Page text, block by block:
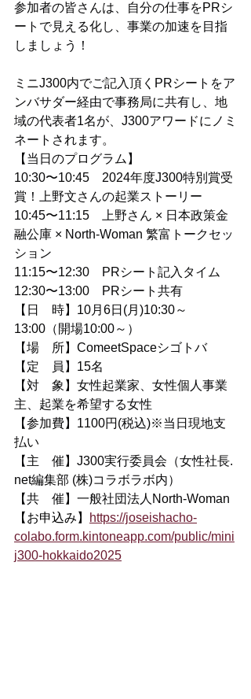
参加者の皆さんは、自分の仕事をPRシ
ートで見える化し、事業の加速を目指
しましょう！
ミニJ300内でご記入頂くPRシートをア
ンバサダー経由で事務局に共有し、地
域の代表者1名が、J300アワードにノミ
ネートされます。
【当日のプログラム】
10:30〜10:45　2024年度J300特別賞受
賞！上野文さんの起業ストーリー
10:45〜11:15　上野さん × 日本政策金
融公庫 × North-Woman 繁富トークセッ
ション
11:15〜12:30　PRシート記入タイム
12:30〜13:00　PRシート共有
【日　時】10月6日(月)10:30～
13:00（開場10:00～）
【場　所】ComeetSpaceシゴトバ
【定　員】15名
【対　象】女性起業家、女性個人事業
主、起業を希望する女性
【参加費】1100円(税込)※当日現地支
払い
【主　催】J300実行委員会（女性社長.
net編集部 (株)コラボラボ内）
【共　催】一般社団法人North-Woman
【お申込み】
https://joseishacho-
colabo.form.kintoneapp.com/public/mini
j300-hokkaido2025